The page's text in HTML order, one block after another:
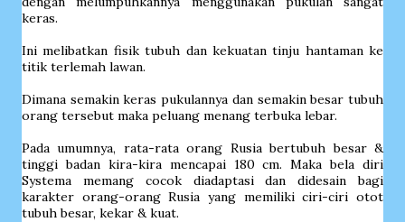
keras.
Ini melibatkan fisik tubuh dan kekuatan tinju hantaman ke
titik terlemah lawan.
Dimana semakin keras pukulannya dan semakin besar tubuh
orang tersebut maka peluang menang terbuka lebar.
Pada umumnya, rata-rata orang Rusia bertubuh besar &
tinggi badan kira-kira mencapai 180 cm. Maka bela diri
Systema memang cocok diadaptasi dan didesain bagi
karakter orang-orang Rusia yang memiliki ciri-ciri otot
tubuh besar, kekar & kuat.